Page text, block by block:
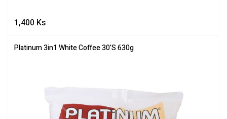
1,400 Ks
Platinum 3in1 White Coffee 30’S 630g